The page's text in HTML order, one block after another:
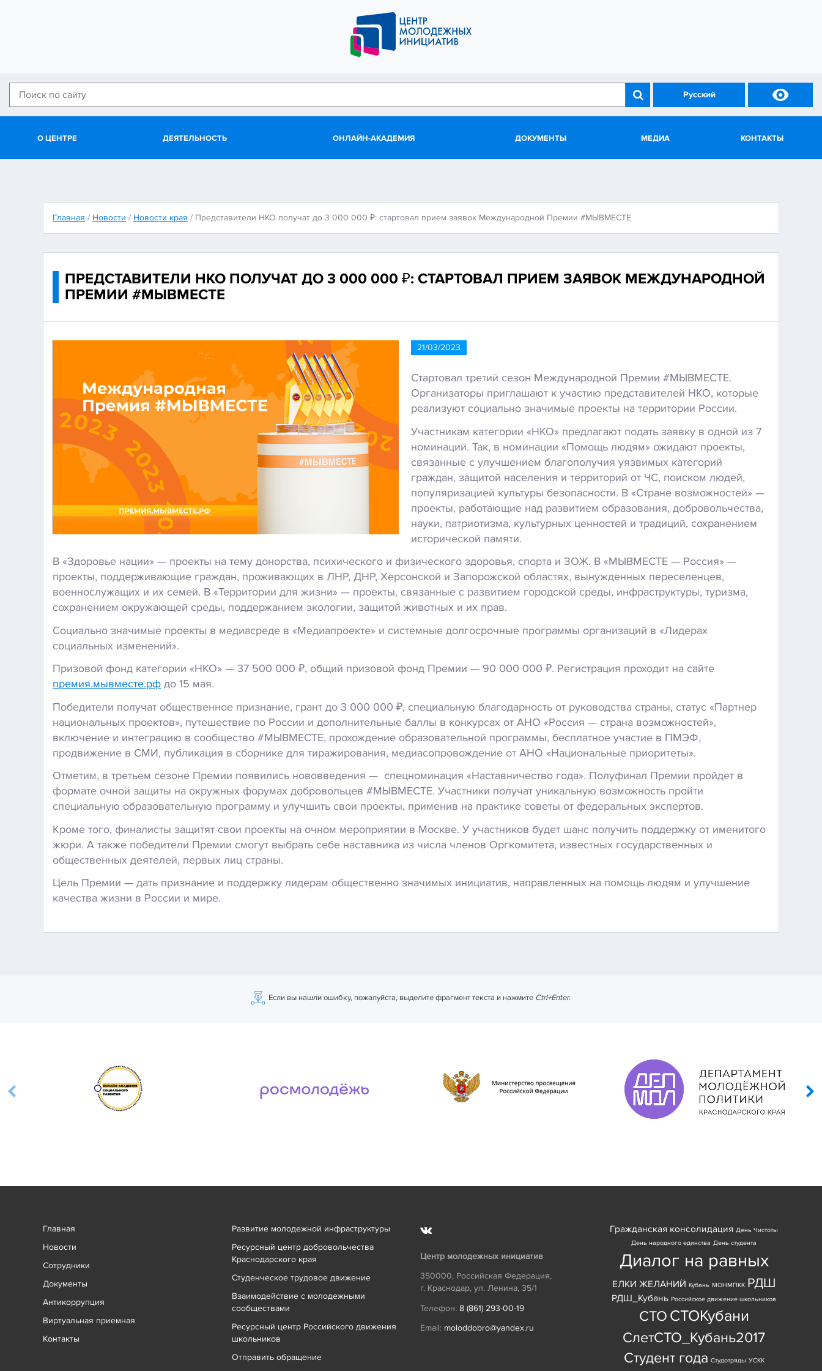
Русский 
О ЦЕНТРЕ ДЕЯТЕЛЬНОСТЬ ОНЛАЙН-АКАДЕМИЯ ДОКУМЕНТЫ МЕДИА КОНТАКТЫ
Главная / Новости / Новости края / Представители НКО получат до 3 000 000 ₽: стартовал прием заявок Международной Премии #МЫВМЕСТЕ
ПРЕДСТАВИТЕЛИ НКО ПОЛУЧАТ ДО 3 000 000 ₽: СТАРТОВАЛ ПРИЕМ ЗАЯВОК МЕЖДУНАРОДНОЙ
ПРЕМИИ #МЫВМЕСТЕ
21/03/2023
Стартовал третий сезон Международной Премии #МЫВМЕСТЕ.
Организаторы приглашают к участию представителей НКО, которые
реализуют социально значимые проекты на территории России.
Участникам категории «НКО» предлагают подать заявку в одной из 7
номинаций. Так, в номинации «Помощь людям» ожидают проекты,
связанные с улучшением благополучия уязвимых категорий
граждан, защитой населения и территорий от ЧС, поиском людей,
популяризацией культуры безопасности. В «Стране возможностей» —
проекты, работающие над развитием образования, добровольчества,
науки, патриотизма, культурных ценностей и традиций, сохранением
исторической памяти.
В «Здоровье нации» — проекты на тему донорства, психического и физического здоровья, спорта и ЗОЖ. В «МЫВМЕСТЕ — Россия» —
проекты, поддерживающие граждан, проживающих в ЛНР, ДНР, Херсонской и Запорожской областях, вынужденных переселенцев,
военнослужащих и их семей. В «Территории для жизни» — проекты, связанные с развитием городской среды, инфраструктуры, туризма,
сохранением окружающей среды, поддержанием экологии, защитой животных и их прав.
Социально значимые проекты в медиасреде в «Медиапроекте» и системные долгосрочные программы организаций в «Лидерах
социальных изменений».
Призовой фонд категории «НКО» — 37 500 000 ₽, общий призовой фонд Премии — 90 000 000 ₽. Регистрация проходит на сайте
премия.мывместе.рф до 15 мая.
Победители получат общественное признание, грант до 3 000 000 ₽, специальную благодарность от руководства страны, статус «Партнер
национальных проектов», путешествие по России и дополнительные баллы в конкурсах от АНО «Россия — страна возможностей»,
включение и интеграцию в сообщество #МЫВМЕСТЕ, прохождение образовательной программы, бесплатное участие в ПМЭФ,
продвижение в СМИ, публикация в сборнике для тиражирования, медиасопровождение от АНО «Национальные приоритеты».
Отметим, в третьем сезоне Премии появились нововведения — спецноминация «Наставничество года». Полуфинал Премии пройдет в
формате очной защиты на окружных форумах добровольцев #МЫВМЕСТЕ. Участники получат уникальную возможность пройти
специальную образовательную программу и улучшить свои проекты, применив на практике советы от федеральных экспертов.
Кроме того, финалисты защитят свои проекты на очном мероприятии в Москве. У участников будет шанс получить поддержку от именитого
жюри. А также победители Премии смогут выбрать себе наставника из числа членов Оргкомитета, известных государственных и
общественных деятелей, первых лиц страны.
Цель Премии — дать признание и поддержку лидерам общественно значимых инициатив, направленных на помощь людям и улучшение
качества жизни в России и мире.
Если вы нашли ошибку, пожалуйста, выделите фрагмент текста и нажмите Ctrl+Enter.
Главная
Новости
Сотрудники
Документы
Антикоррупция
Виртуальная приемная
Контакты
Развитие молодежной инфраструктуры
Ресурсный центр добровольчества
Краснодарского края
Студенческое трудовое движение
Взаимодействие с молодежными
сообществами
Ресурсный центр Российского движения
школьников
Отправить обращение
Центр молодежных инициатив
350000, Российская Федерация,
г. Краснодар, ул. Ленина, 35/1
Телефон: 8 (861) 293-00-19
Email: moloddobro@yandex.ru
Гражданская консолидация День Чистоты
День народного единства День студента
Диалог на равных
ЕЛКИ ЖЕЛАНИЙ Кубань МОНМПКК РДШ
РДШ_Кубань Российское движение школьников
СТО СТОКубани
СлетСТО_Кубань2017
Студент года Студотряды УСКК